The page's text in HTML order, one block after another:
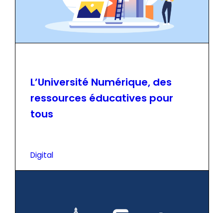
L’Université Numérique, des
ressources éducatives pour
tous
Digital